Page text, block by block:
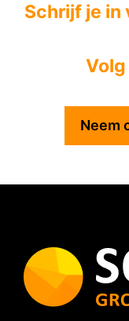
Schrijf je in
Volg
Neem